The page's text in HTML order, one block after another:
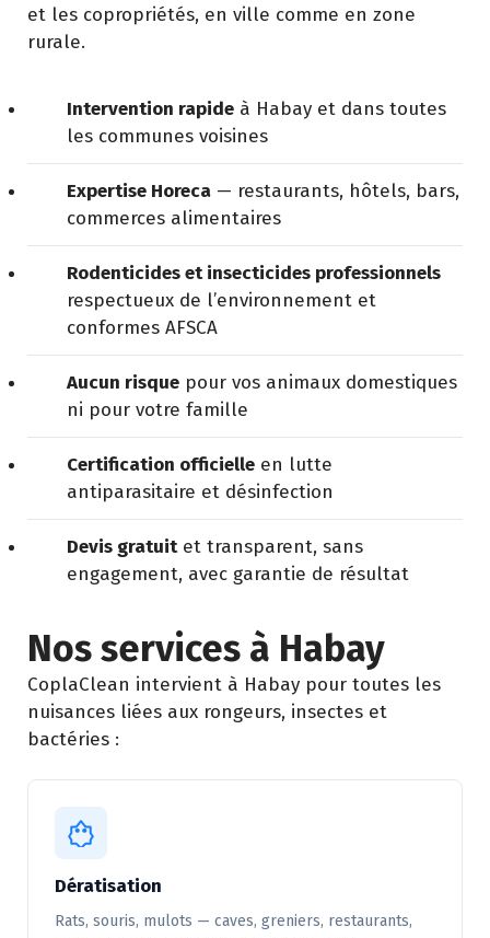
et les copropriétés, en ville comme en zone
rurale.
Intervention rapide à Habay et dans toutes
les communes voisines
Expertise Horeca — restaurants, hôtels, bars,
commerces alimentaires
Rodenticides et insecticides professionnels
respectueux de l’environnement et
conformes AFSCA
Aucun risque pour vos animaux domestiques
ni pour votre famille
Certification officielle en lutte
antiparasitaire et désinfection
Devis gratuitet transparent, sans
engagement, avec garantie de résultat
Nos services à Habay
CoplaClean intervient à Habay pour toutes les
nuisances liées aux rongeurs, insectes et
bactéries :
Dératisation
Rats, souris, mulots — caves, greniers, restaurants,